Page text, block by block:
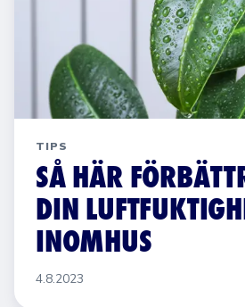
TIPS
SÅ HÄR
DIN
INOMHUS
4.8.2023